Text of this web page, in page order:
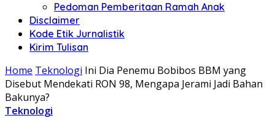
Pedoman Pemberitaan Ramah Anak
Disclaimer
Kode Etik Jurnalistik
Kirim Tulisan
Home Teknologi Ini Dia Penemu Bobibos BBM yang
Disebut Mendekati RON 98, Mengapa Jerami Jadi Bahan
Bakunya?
Teknologi